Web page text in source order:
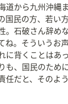
道から九州沖縄
国民の方、若い
。石破さん辞め
ね。そういうお
に背くことはあ
も、国民のため
任だと、そのよ